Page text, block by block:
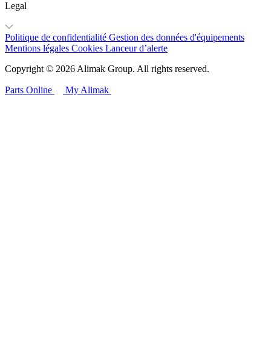
Legal
Politique de confidentialité Gestion des données d'équipements
Mentions légales Cookies Lanceur d’alerte
Copyright © 2026 Alimak Group. All rights reserved.
Parts Online My Alimak